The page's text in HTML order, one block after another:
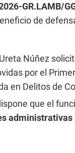
GR.LAMB/
de
Núñez
por el
en Delitos de
que el